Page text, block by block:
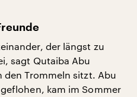
der längst zu
sagt Qutaiba Abu
den Trommeln sitzt. Abu
kam im Sommer